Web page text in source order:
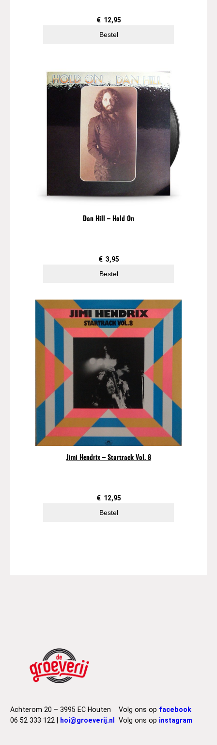
€ 12,95
Bestel
Dan Hill – Hold On
€ 3,95
Bestel
Jimi Hendrix – Startrack Vol. 8
€ 12,95
Bestel
Achterom 20 – 3995 EC Houten
06 52 333 122 | hoi@groeverij.nl
Volg ons op facebook
Volg ons op instagram